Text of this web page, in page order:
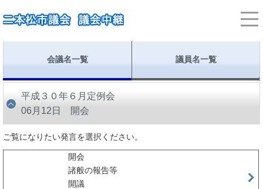
会議名一覧 議員名一覧
平成３０年６月定例会
06月12日 開会
ご覧になりたい発言を選択ください。
開会
諸般の報告等
開議